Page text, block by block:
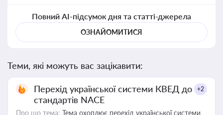
Повний AI-підсумок дня та статті-джерела
ОЗНАЙОМИТИСЯ
Теми, які можуть вас зацікавити:
Перехід української системи КВЕД до
стандартів NACE
+2
Про що тема: Тема охоплює перехід української системи